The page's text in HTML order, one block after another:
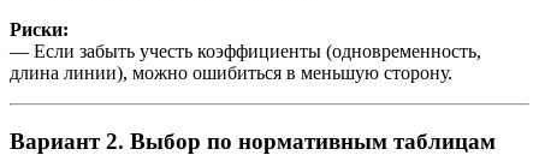
Риски:
— Если забыть учесть коэффициенты (одновременность,
длина линии), можно ошибиться в меньшую сторону.
Вариант 2. Выбор по нормативным таблицам